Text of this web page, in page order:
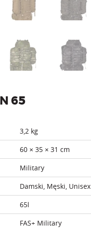
65
3,2 kg
60 × 35 × 31 cm
Military
Damski, Męski, Unisex
65l
FAS+ Military